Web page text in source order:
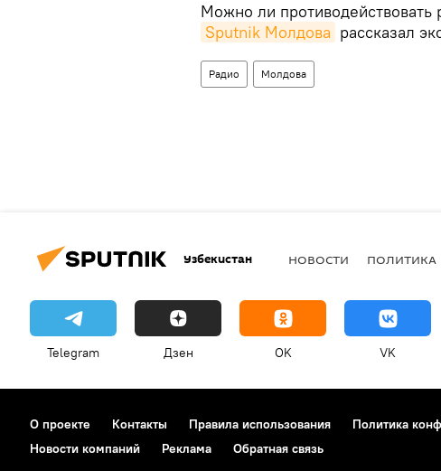
Можно ли противодействовать
Sputnik Молдова рассказал
Радио Молдова
Узбекистан НОВОСТИ ПОЛИТИКА
Telegram Дзен OK VK
О проекте Контакты Правила использования Политика
Новости компаний
Реклама Обратная связь